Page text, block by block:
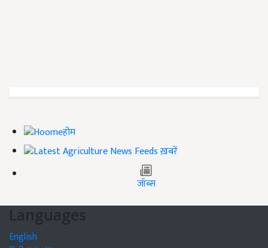
होम
ख़बरें
जॉब्स
Languages
English